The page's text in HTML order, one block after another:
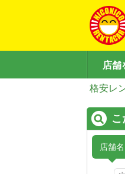
店舗
格安レ
店舗名